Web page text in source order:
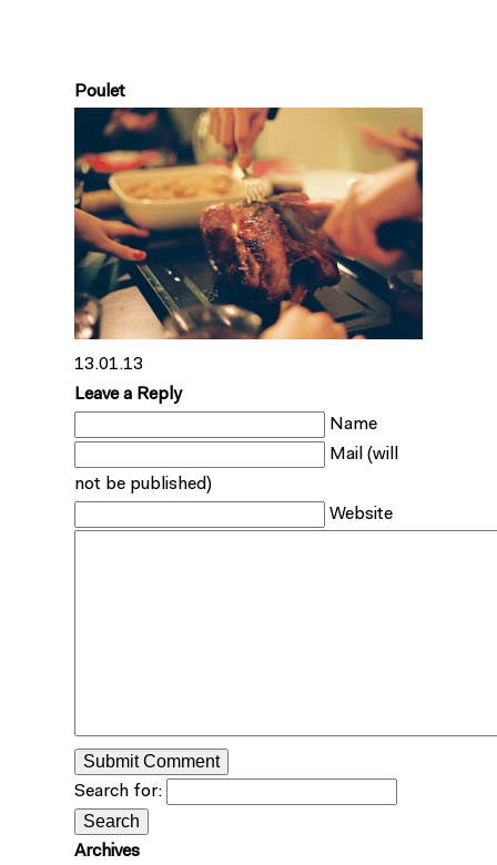
Poulet
13.01.13
Leave a Reply
Name
Mail (will
not be published)
Website
Search for:
Archives